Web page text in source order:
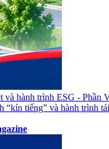
và hành trình ESG -
“kín tiếng” và hành trình